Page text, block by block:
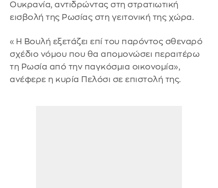
Ουκρανία, αντιδρώντας στη στρατιωτική
εισβολή της Ρωσίας στη γειτονική της χώρα.
«Η Βουλή εξετάζει επί του παρόντος σθεναρό
σχέδιο νόμου που θα απομονώσει περαιτέρω
τη Ρωσία από την παγκόσμια οικονομία»,
ανέφερε η κυρία Πελόσι σε επιστολή της.